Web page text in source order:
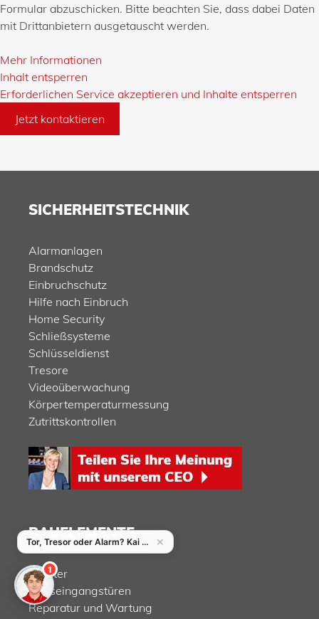
Formular abzuschicken. Bitte beachten Sie, dass dabei Daten
mit Drittanbietern ausgetauscht werden.
Mehr Informationen
Inhalt entsperren
Erforderlichen Service akzeptieren und Inhalte entsperren
Jetzt kontaktieren
SICHERHEITSTECHNIK
Alarmanlagen
Brandschutz
Einbruchschutz
Hilfe nach Einbruch
Home Security
Schließsysteme
Schlüsseldienst
Tresore
Videoüberwachung
Körpertemperaturmessung
Zutrittskontrollen
BAUELEMENTE
Fenster
Hauseingangstüren
Reparatur und Wartung